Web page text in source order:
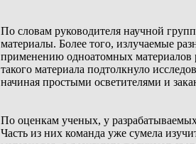
По словам руководителя научной
материалы. Более того, излучаемые
применению одноатомных материалов
такого материала подтолкнуло
начиная простыми осветителями и
По оценкам ученых, у
Часть из них команда уже сумела